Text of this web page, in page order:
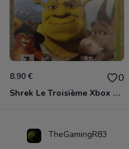
8.90 € 0
Shrek Le Troisième Xbox 360
TheGamingR83